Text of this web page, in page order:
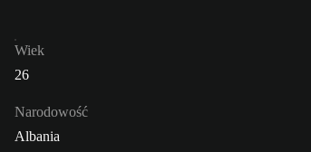
Wiek
26
Narodowość
Albania